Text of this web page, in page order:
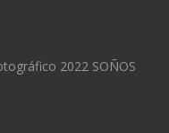
2022 SOÑOS